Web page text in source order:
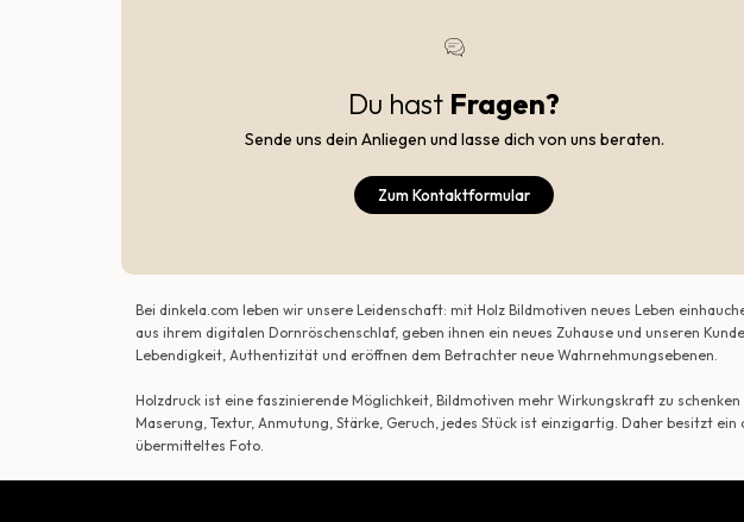
Du hast Fragen?
Sende uns dein Anliegen und lasse dich von uns beraten.
Zum Kontaktformular
Bei dinkela.com leben wir unsere Leidenschaft: mit Holz Bildmotiven neues Leben
aus ihrem digitalen Dornröschenschlaf, geben ihnen ein neues Zuhause und unseren
Lebendigkeit, Authentizität und eröffnen dem Betrachter neue Wahrnehmungsebenen.
Holzdruck ist eine faszinierende Möglichkeit, Bildmotiven mehr Wirkungskraft zu
Maserung, Textur, Anmutung, Stärke, Geruch, jedes Stück ist einzigartig. Daher besitzt
übermitteltes Foto.